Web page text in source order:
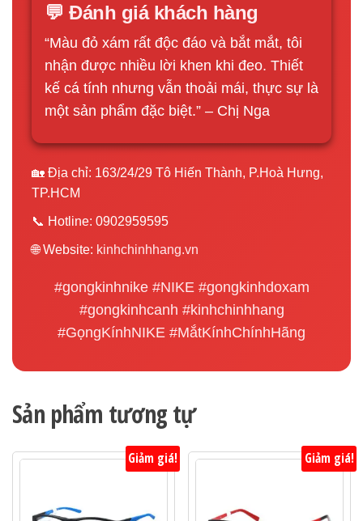
💬 Đánh giá khách hàng
“Màu đỏ xám rất độc đáo và bắt mắt, tôi
nhận được nhiều lời khen khi đeo. Thiết
kế cá tính nhưng vẫn thoải mái, thực sự là
một sản phẩm đặc biệt.” – Chị Nga
🏡 Địa chỉ: 163/24/29 Tô Hiến Thành, P.Hoà Hưng,
TP.HCM
📞 Hotline: 0902959595
🌐 Website: kinhchinhhang.vn
#gongkinhnike #NIKE #gongkinhdoxam
#gongkinhcanh #kinhchinhhang
#GọngKínhNIKE #MắtKínhChínhHãng
Sản phẩm tương tự
Giảm giá! Giảm giá!